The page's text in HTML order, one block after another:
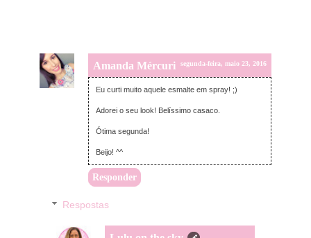
Amanda Mércuri segunda-feira, maio 23, 2016
Eu curti muito aquele esmalte em spray! ;)
Adorei o seu look! Belíssimo casaco.
Ótima segunda!
Beijo! ^^
Responder
Respostas